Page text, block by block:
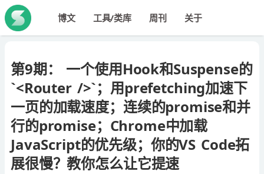
博文 工具/类库 周刊 关于
第9期： 一个使用Hook和Suspense的
`<Router />`；用prefetching加速下
一页的加载速度；连续的promise和并
行的promise；Chrome中加载
JavaScript的优先级；你的VS Code拓
展很慢？教你怎么让它提速